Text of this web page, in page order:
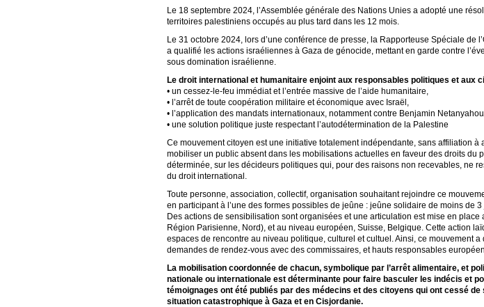
Le 18 septembre 2024, l’Assemblée générale des Nations Unies a adopté une
territoires palestiniens occupés au plus tard dans les 12 mois.
Le 31 octobre 2024, lors d’une conférence de presse, la Rapporteuse Spéciale
a qualifié les actions israéliennes à Gaza de génocide, mettant en garde contre
sous domination israélienne.
Le droit international et humanitaire enjoint aux responsables politiques et aux
• un cessez-le-feu immédiat et l’entrée massive de l’aide humanitaire,
• l’arrêt de toute coopération militaire et économique avec Israël,
• l’application des mandats internationaux, notamment contre Benjamin
• une solution politique juste respectant l’autodétermination de la Palestine
Ce mouvement citoyen est une initiative totalement indépendante, sans affiliation
mobiliser un public absent dans les mobilisations actuelles en faveur des droits
déterminée, sur les décideurs politiques qui, pour des raisons non recevables, ne
du droit international.
Toute personne, association, collectif, organisation souhaitant rejoindre ce
en participant à l’une des formes possibles de jeûne : jeûne solidaire de moins de
Des actions de sensibilisation sont organisées et une articulation est mise en
Région Parisienne, Nord), et au niveau européen, Suisse, Belgique. Cette action
espaces de rencontre au niveau politique, culturel et cultuel. Ainsi, ce mouvement
demandes de rendez-vous avec des commissaires, et hauts responsables
La mobilisation coordonnée de chacun, symbolique par l’arrêt alimentaire, et
nationale ou internationale est déterminante pour faire basculer les indécis et
témoignages ont été publiés par des médecins et des citoyens qui ont cessé
situation catastrophique à Gaza et en Cisjordanie.